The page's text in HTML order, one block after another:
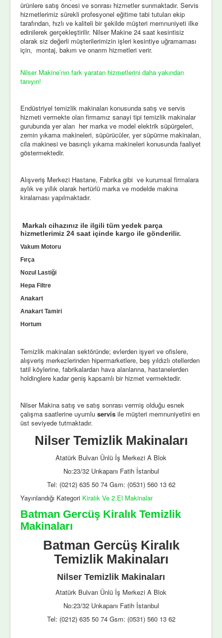
ürünlere satış öncesi ve sonrası hizmetler sunmaktadır. Servis
hizmetlerimiz sürekli profesyonel eğitime tabi tutulan ekip
tarafından, hızlı ve kaliteli bir şekilde müşteri memnuniyeti ilke
edinilerek gerçekleştirilir. Nilser Makine 24 saat kesintisiz
olarak siz değerli müşterilerimizin işleri kesintiye uğramaması
için, montaj, bakım ve onarım hizmetleri verir.
Nilser Makine’nın fark yaratan hizmetlerini daha yakından
tanıyın!
Endüstriyel temizlik makinaları konusunda satış ve servis
hizmeti vermekte olan firmamız sanayi tipi temizlik makinalar
gurubunda yer alan her marka ve model elektrik süpürgeleri,
zemin yıkama makineleri, süpürücüler, yer süpürme makinaları,
cila makinesi ve basınçlı yıkama makineleri konusunda faaliyet
göstermektedir.
Alışveriş Merkezi Hastane, Fabrika gibi ve kurumsal firmalara
aylık ve yıllık olarak hertürlü marka ve modelde makina
kiralaması yapılmaktadır.
Markalı cihazınız ile ilgili tüm yedek parça
hizmetlerimiz 24 saat içinde kargo ile gönderilir.
Vakum Motoru
Fırça
Nozul Lastiği
Hepa Filtre
Anakart
Anakart Tamiri
Hortum
Temizlik makinaları sektöründe; evlerden işyeri ve ofislere,
alışveriş merkezlerinden hipermarketlere, beş yıldızlı otellerden
tatil köylerine, fabrikalardan hava alanlarına, hastanelerden
holdinglere kadar geniş kapsamlı bir hizmet vermektedir.
Nilser Makina satış ve satış sonrası vermiş olduğu esnek
çalışma saatlerine uyumlu servis ile müşteri memnuniyetini en
üst seviyede tutmaktadır.
Nilser Temizlik Makinaları
Atatürk Bulvarı Ünlü İş Merkezi A Blok
No:23/32 Unkapanı Fatih İstanbul
Tel: (0212) 635 50 74 Gsm: (0531) 560 13 62
Yayınlandığı Kategori Kiralık Ve 2.El Makinalar
Batman Gercüş Kiralık Temizlik
Makinaları
Batman Gercüş Kiralık
Temizlik Makinaları
Nilser Temizlik Makinaları
Atatürk Bulvarı Ünlü İş Merkezi A Blok
No:23/32 Unkapanı Fatih İstanbul
Tel: (0212) 635 50 74 Gsm: (0531) 560 13 62